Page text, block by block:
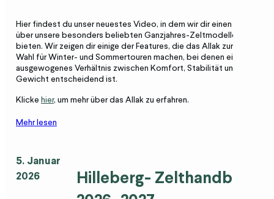
Hier findest du unser neuestes Video, in dem wir dir einen Überblick
über unsere besonders beliebten Ganzjahres-Zeltmodelle des
bieten. Wir zeigen dir einige der Features, die das Allak zur ersten
Wahl für Winter- und Sommertouren machen, bei denen ein
ausgewogenes Verhältnis zwischen Komfort, Stabilität und geringem
Gewicht entscheidend ist.
Klicke hier, um mehr über das Allak zu erfahren.
Mehr lesen
5. Januar
2026
Hilleberg- Zelthandbuchs